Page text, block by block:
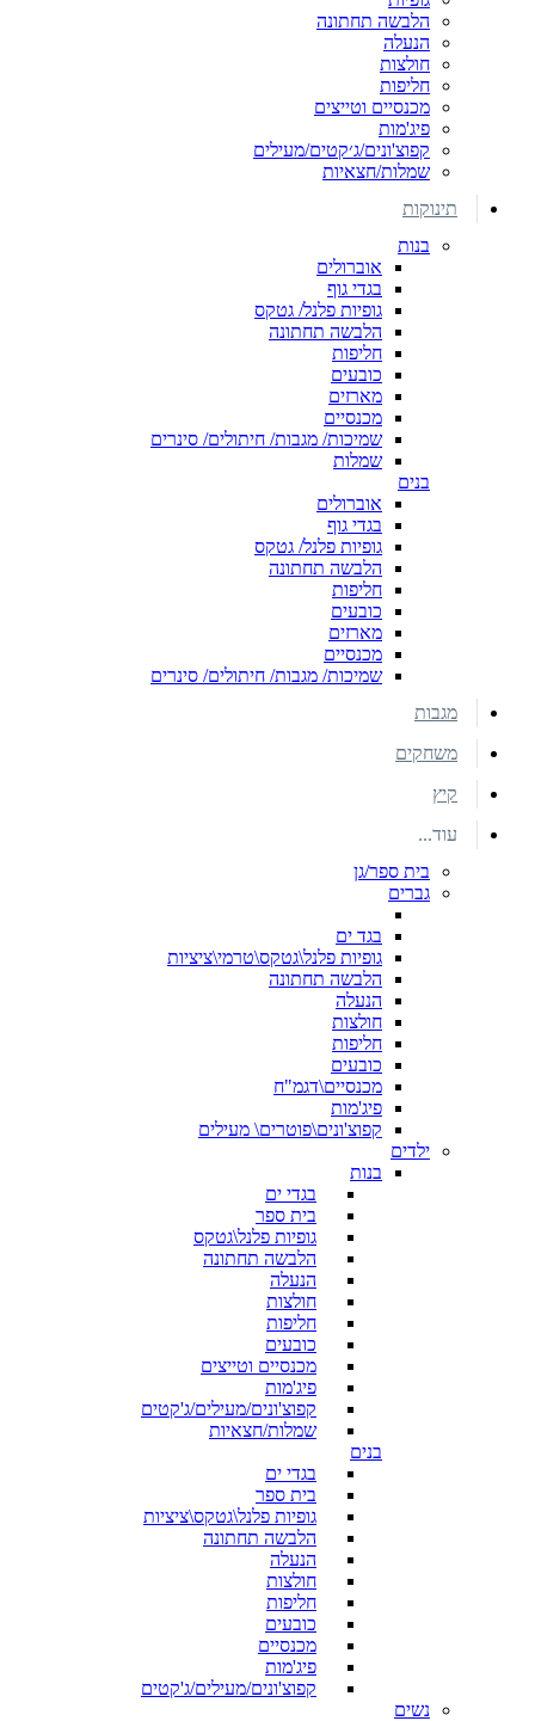
הלבשה תחתונה
הנעלה
חולצות
חליפות
מכנסיים וטייצים
פיג'מות
קפוצ'ונים/ג׳קטים/מעילים
שמלות/חצאיות
תינוקות
בנות
אוברולים
בגדי גוף
גופיות פלנל/ גטקס
הלבשה תחתונה
חליפות
כובעים
מארזים
מכנסיים
שמיכות/ מגבות/ חיתולים/ סינרים
שמלות
בנים
אוברולים
בגדי גוף
גופיות פלנל/ גטקס
הלבשה תחתונה
חליפות
כובעים
מארזים
מכנסיים
שמיכות/ מגבות/ חיתולים/ סינרים
מגבות
משחקים
קיץ
עוד...
בית ספר/גן
גברים
בגד ים
גופיות פלנל\גטקס\טרמי\ציציות
הלבשה תחתונה
הנעלה
חולצות
חליפות
כובעים
מכנסיים\דגמ"ח
פיג'מות
קפוצ'ונים\פוטרים\ מעילים
ילדים
בנות
בגדי ים
בית ספר
גופיות פלנל\גטקס
הלבשה תחתונה
הנעלה
חולצות
חליפות
כובעים
מכנסיים וטייצים
פיג'מות
קפוצ'ונים/מעילים/ג'קטים
שמלות/חצאיות
בנים
בגדי ים
בית ספר
גופיות פלנל\גטקס\ציציות
הלבשה תחתונה
הנעלה
חולצות
חליפות
כובעים
מכנסיים
פיג'מות
קפוצ'ונים/מעילים/ג'קטים
נשים